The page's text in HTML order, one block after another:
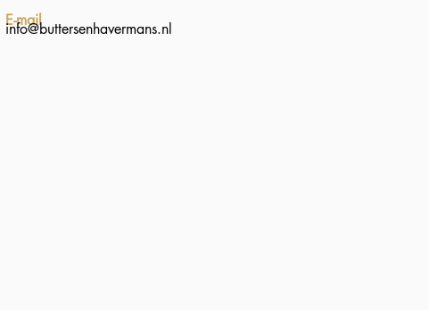
E-mail
info@buttersenhavermans.nl